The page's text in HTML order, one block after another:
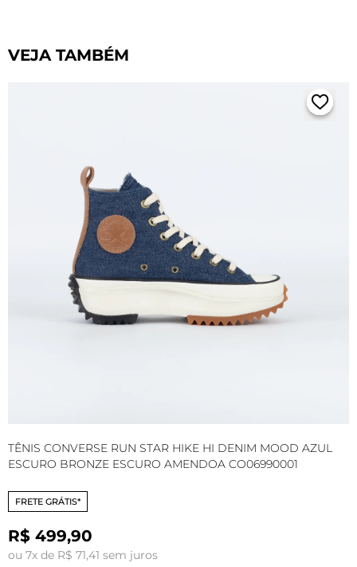
VEJA TAMBÉM
TÊNIS CONVERSE RUN STAR HIKE HI DENIM MOOD AZUL
ESCURO BRONZE ESCURO AMENDOA CO06990001
FRETE GRÁTIS*
R$ 499,90
ou 7x de R$ 71,41 sem juros